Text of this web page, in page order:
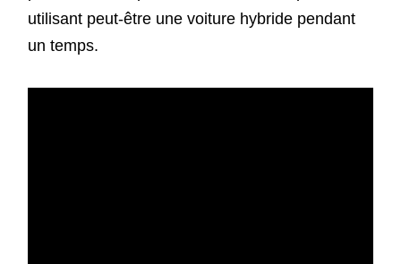
utilisant peut-être une voiture hybride pendant
un temps.